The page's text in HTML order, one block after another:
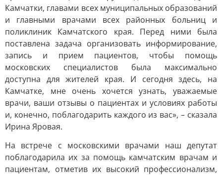
Камчатки, главами всех муниципальных образований
и главными врачами всех районных больниц и
поликлиник Камчатского края. Перед ними была
поставлена задача организовать информирование,
запись и прием пациентов, чтобы помощь
московских специалистов была максимально
доступна для жителей края. И сегодня здесь, на
Камчатке, мне очень хочется узнать, уважаемые
врачи, ваши отзывы о пациентах и условиях работы
и, конечно, поблагодарить каждого из вас», – сказала
Ирина Яровая.
На встрече с московскими врачами наш депутат
поблагодарила их за помощь камчатским врачам и
пациентам, отметив их высокий профессионализм,